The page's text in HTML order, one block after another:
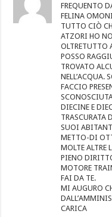
FREQUENTO
FELINA
TUTTO CIÒ
ATZORI HO
OLTRETUTTO
POSSO
TROVATO
NELL’ACQUA.
FACCIO
DIECINE E
TRASCURATA
SUOI
METTO-DI
MOLTE
PIENO
MOTORE
FAI DA TE.
MI AUGURO
CARICA